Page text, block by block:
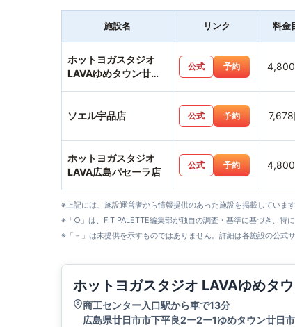
施設名 リンク 料金
ホットヨガスタジオ
LAVAゆめタウン廿日
公式 予約
ソエル宇品店 公式 予約
ホットヨガスタジオ
LAVA広島パセーラ店
公式 予約
※上記には、施設運営者から情報提供のあった施設を掲載していま
※「○」は、FIT PALETTE編集部が独自の調査・基準に基づき、特に
※「－」は未提供を示すものではありません。詳細は各施設の公式
ホットヨガスタジオ LAVAゆめタ
商工センター入口駅から車で13分
広島県廿日市市下平良2ー2ー1ゆめタウン廿日